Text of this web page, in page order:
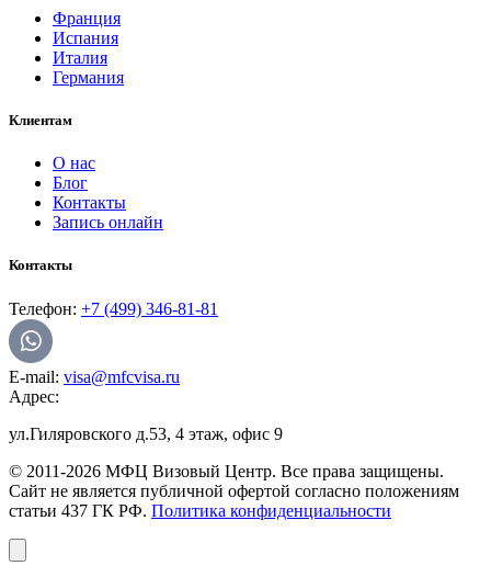
Франция
Испания
Италия
Германия
Клиентам
О нас
Блог
Контакты
Запись онлайн
Контакты
Телефон: +7 (499) 346-81-81
E-mail: visa@mfcvisa.ru
Адрес:
ул.Гиляровского д.53, 4 этаж, офис 9
© 2011-2026 МФЦ Визовый Центр. Все права защищены.
Сайт не является публичной офертой согласно положениям
статьи 437 ГК РФ. Политика конфиденциальности